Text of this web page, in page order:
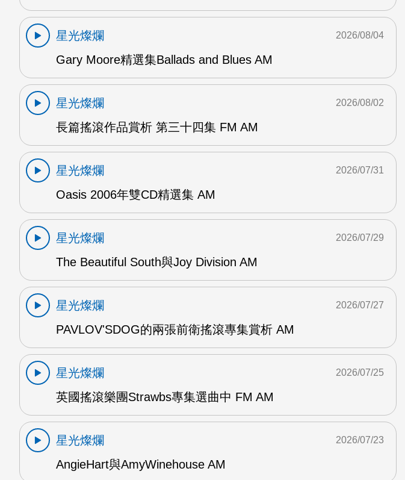
星光燦爛
Gary Moore精選集Ballads and Blues AM
2026/08/04
星光燦爛
長篇搖滾作品賞析 第三十四集 FM AM
2026/08/02
星光燦爛
Oasis 2006年雙CD精選集 AM
2026/07/31
星光燦爛
The Beautiful South與Joy Division AM
2026/07/29
星光燦爛
PAVLOV'SDOG的兩張前衛搖滾專集賞析 AM
2026/07/27
星光燦爛
英國搖滾樂團Strawbs專集選曲中 FM AM
2026/07/25
星光燦爛
AngieHart與AmyWinehouse AM
2026/07/23